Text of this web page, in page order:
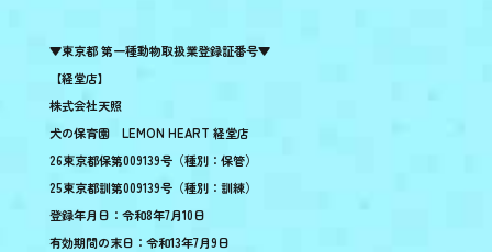
▼東京都 第一種動物取扱業登録証番号▼
【経堂店】
株式会社天照
犬の保育園 LEMON HEART 経堂店
26東京都保第009139号（種別：保管）
25東京都訓第009139号（種別：訓練）
登録年月日：令和8年7月10日
有効期間の末日：令和13年7月9日